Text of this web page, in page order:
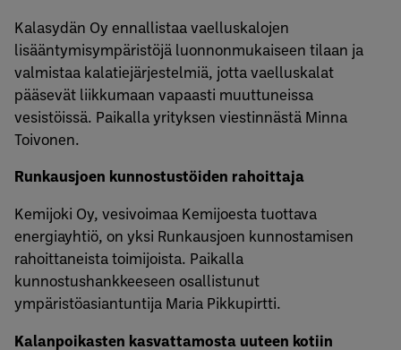
Kalasydän Oy ennallistaa vaelluskalojen
lisääntymisympäristöjä luonnonmukaiseen tilaan ja
valmistaa kalatiejärjestelmiä, jotta vaelluskalat
pääsevät liikkumaan vapaasti muuttuneissa
vesistöissä. Paikalla yrityksen viestinnästä Minna
Toivonen.
Runkausjoen kunnostustöiden rahoittaja
Kemijoki Oy, vesivoimaa Kemijoesta tuottava
energiayhtiö, on yksi Runkausjoen kunnostamisen
rahoittaneista toimijoista. Paikalla
kunnostushankkeeseen osallistunut
ympäristöasiantuntija Maria Pikkupirtti.
Kalanpoikasten kasvattamosta uuteen kotiin